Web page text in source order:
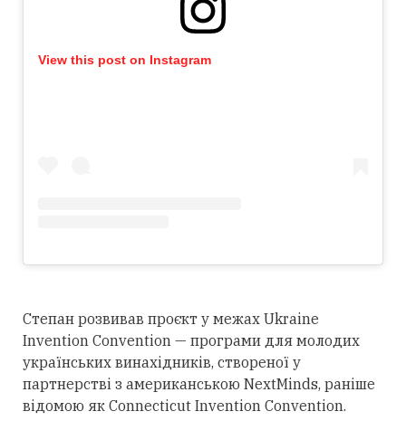
View this post on Instagram
Степан розвивав проєкт у межах Ukraine
Invention Convention — програми для молодих
українських винахідників, створеної у
партнерстві з американською NextMinds, раніше
відомою як Connecticut Invention Convention.